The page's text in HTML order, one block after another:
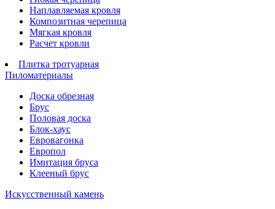
Наплавляемая кровля
Композитная черепица
Мягкая кровля
Расчет кровли
Плитка тротуарная
Пиломатериалы
Доска обрезная
Брус
Половая доска
Блок-хаус
Евровагонка
Европол
Имитация бруса
Клееный брус
Искусственный камень